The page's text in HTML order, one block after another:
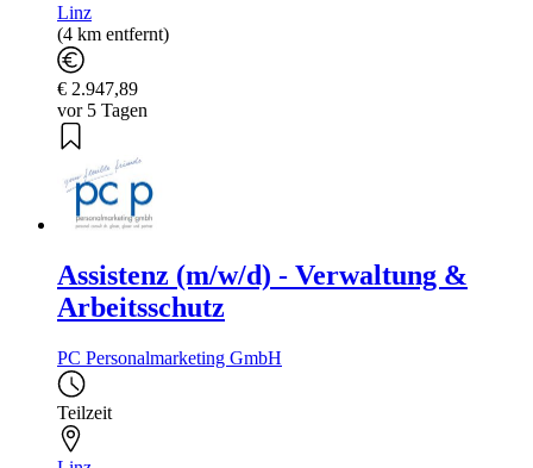
Linz
(4 km entfernt)
€ 2.947,89
vor 5 Tagen
Assistenz (m/w/d) - Verwaltung &
Arbeitsschutz
PC Personalmarketing GmbH
Teilzeit